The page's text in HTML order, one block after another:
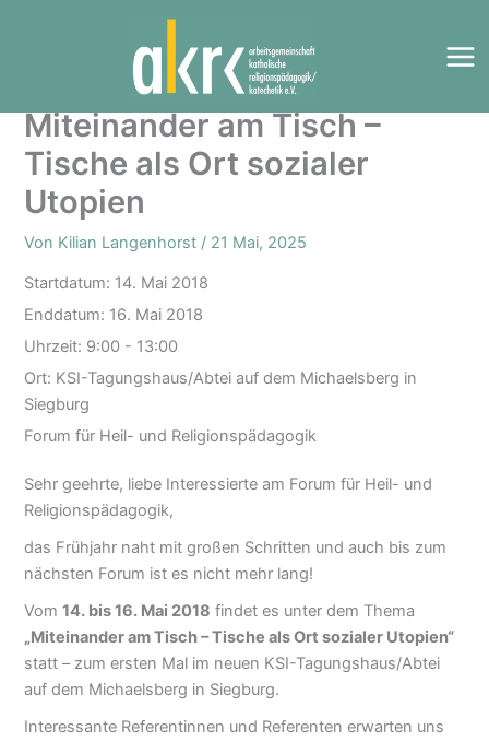
Miteinander am Tisch –
Tische als Ort sozialer
Utopien
Von Kilian Langenhorst / 21 Mai, 2025
Startdatum: 14. Mai 2018
Enddatum: 16. Mai 2018
Uhrzeit: 9:00 - 13:00
Ort: KSI-Tagungshaus/Abtei auf dem Michaelsberg in
Siegburg
Forum für Heil- und Religionspädagogik
Sehr geehrte, liebe Interessierte am Forum für Heil- und
Religionspädagogik,
das Frühjahr naht mit großen Schritten und auch bis zum
nächsten Forum ist es nicht mehr lang!
Vom14. bis 16. Mai 2018 findet es unter dem Thema
„Miteinander am Tisch – Tische als Ort sozialer Utopien“
statt – zum ersten Mal im neuen KSI-Tagungshaus/Abtei
auf dem Michaelsberg in Siegburg.
Interessante Referentinnen und Referenten erwarten uns